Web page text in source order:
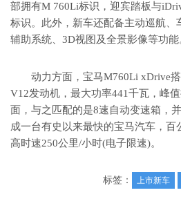
部拥有M 760Li标识，迎宾踏板与
标识。此外，新车还配备主动巡航、
辅助系统、3D视图及全景影像等功能
动力方面，宝马M760Li xDrive
V12发动机，最大功率441千瓦，峰
面，与之匹配的是8速自动变速箱，
成一台有史以来最快的宝马汽车，百
高时速250公里/小时(电子限速)。
标签： 上市新车